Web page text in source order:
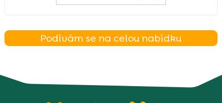
Podívám se na celou nabídku